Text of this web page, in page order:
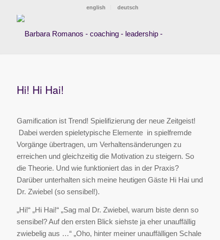
english deutsch
Hi! Hi Hai!
Gamification ist Trend! Spielifizierung der neue Zeitgeist!
Dabei werden spieletypische Elemente in spielfremde
Vorgänge übertragen, um Verhaltensänderungen zu
erreichen und gleichzeitig die Motivation zu steigern. So
die Theorie. Und wie funktioniert das in der Praxis?
Darüber unterhalten sich meine heutigen Gäste Hi Hai und
Dr. Zwiebel (so sensibel!).
„Hi!“ „Hi Hai!“ „Sag mal Dr. Zwiebel, warum biste denn so
sensibel? Auf den ersten Blick siehste ja eher unauffällig
zwiebelig aus …“ „Oho, hinter meiner unauffälligen Schale